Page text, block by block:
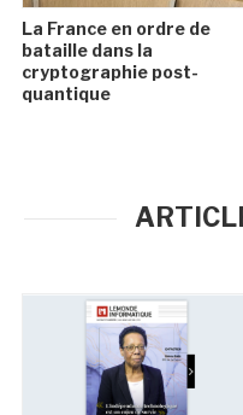
La France en ordre de
bataille dans la
cryptographie post-
quantique